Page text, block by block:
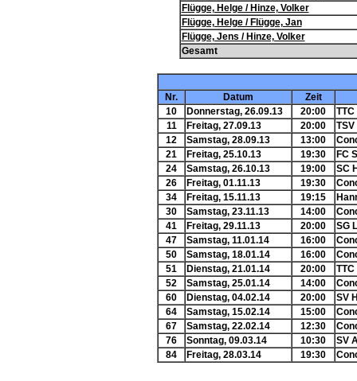
Flügge, Helge / Hinze, Volker
Flügge, Helge / Flügge, Jan
Flügge, Jens / Hinze, Volker
Gesamt
Nr. Datum
Zeit
10
Donnerstag, 26.09.13 20:00
11
Freitag, 27.09.13 20:00
12
Samstag, 28.09.13 13:00
21
Freitag, 25.10.13 19:30
FC
24
Samstag, 26.10.13 19:00
SC
26
Freitag, 01.11.13 19:30
34
Freitag, 15.11.13 19:15
30
Samstag, 23.11.13 14:00
41
Freitag, 29.11.13 20:00
SG
47
Samstag, 11.01.14 16:00
50
Samstag, 18.01.14 16:00
51
Dienstag, 21.01.14 20:00
52
Samstag, 25.01.14 14:00
60
Dienstag, 04.02.14 20:00
SV
64
Samstag, 15.02.14 15:00
67
Samstag, 22.02.14 12:30
76
Sonntag, 09.03.14 10:30
SV
84
Freitag, 28.03.14 19:30